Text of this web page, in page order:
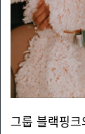
그룹 블랙핑